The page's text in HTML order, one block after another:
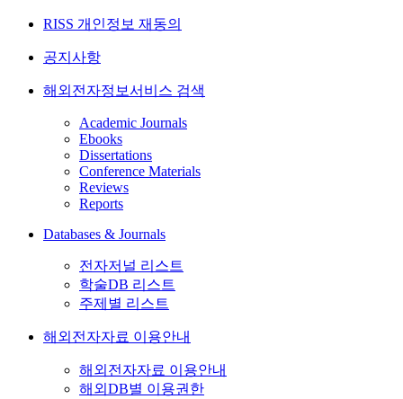
RISS 개인정보 재동의
공지사항
해외전자정보서비스 검색
Academic Journals
Ebooks
Dissertations
Conference Materials
Reviews
Reports
Databases & Journals
전자저널 리스트
학술DB 리스트
주제별 리스트
해외전자자료 이용안내
해외전자자료 이용안내
해외DB별 이용권한